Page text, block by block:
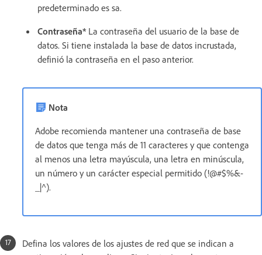
predeterminado es sa.
Contraseña* La contraseña del usuario de la base de
datos. Si tiene instalada la base de datos incrustada,
definió la contraseña en el paso anterior.
Nota
Adobe recomienda mantener una contraseña de base
de datos que tenga más de 11 caracteres y que contenga
al menos una letra mayúscula, una letra en minúscula,
un número y un carácter especial permitido (!@#$%&-
_|^).
Defina los valores de los ajustes de red que se indican a